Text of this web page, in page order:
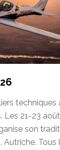
techniques
Les 21-23
son
Autriche. Tous